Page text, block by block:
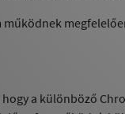
működnek
a különböző